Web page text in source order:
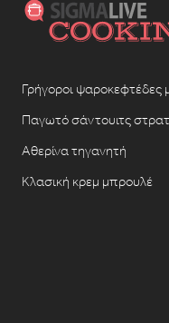
Γρήγοροι ψαροκεφτέδες
Παγωτό σάντουιτς
Αθερίνα τηγανητή
Κλασική κρεμ μπρουλέ